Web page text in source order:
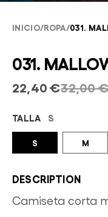
INICIO/ROPA/031.
031.
22,40 €32,00
TALLA S
S M
DESCRIPTION
Camiseta corta